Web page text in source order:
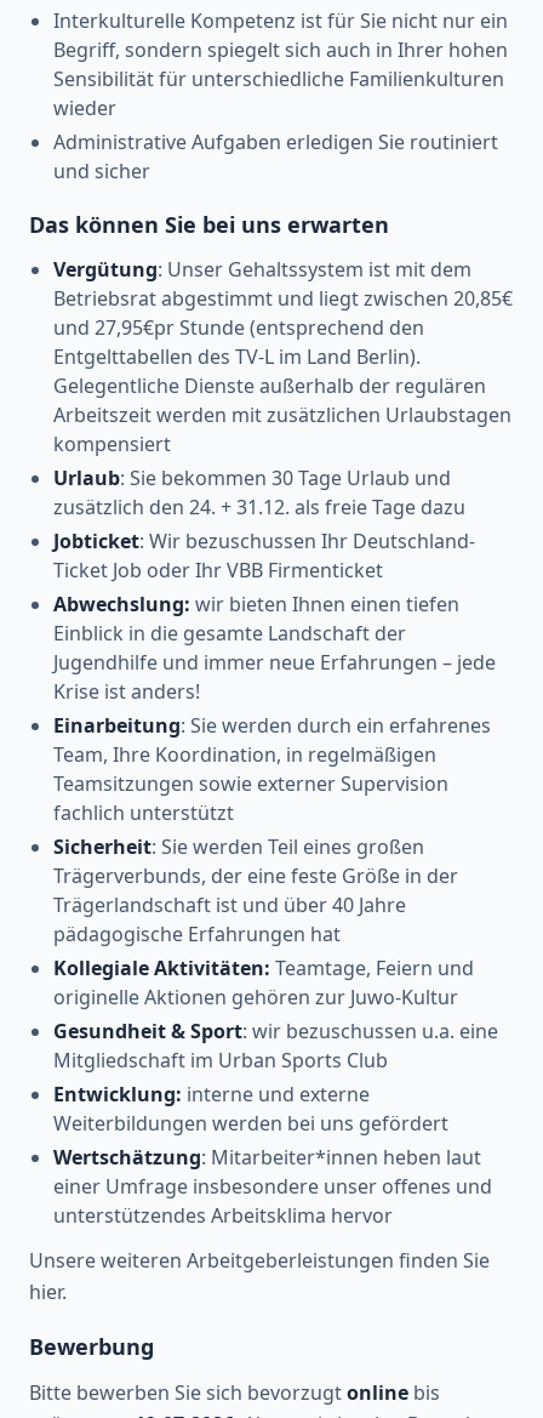
Interkulturelle Kompetenz ist für Sie nicht nur ein
Begriff, sondern spiegelt sich auch in Ihrer hohen
Sensibilität für unterschiedliche Familienkulturen
wieder
Administrative Aufgaben erledigen Sie routiniert
und sicher
Das können Sie bei uns erwarten
Vergütung: Unser Gehaltssystem ist mit dem
Betriebsrat abgestimmt und liegt zwischen 20,85€
und 27,95€pr Stunde (entsprechend den
Entgelttabellen des TV-L im Land Berlin).
Gelegentliche Dienste außerhalb der regulären
Arbeitszeit werden mit zusätzlichen Urlaubstagen
kompensiert
Urlaub: Sie bekommen 30 Tage Urlaub und
zusätzlich den 24. + 31.12. als freie Tage dazu
Jobticket: Wir bezuschussen Ihr Deutschland-
Ticket Job oder Ihr VBB Firmenticket
Abwechslung: wir bieten Ihnen einen tiefen
Einblick in die gesamte Landschaft der
Jugendhilfe und immer neue Erfahrungen – jede
Krise ist anders!
Einarbeitung: Sie werden durch ein erfahrenes
Team, Ihre Koordination, in regelmäßigen
Teamsitzungen sowie externer Supervision
fachlich unterstützt
Sicherheit: Sie werden Teil eines großen
Trägerverbunds, der eine feste Größe in der
Trägerlandschaft ist und über 40 Jahre
pädagogische Erfahrungen hat
Kollegiale Aktivitäten: Teamtage, Feiern und
originelle Aktionen gehören zur Juwo-Kultur
Gesundheit & Sport: wir bezuschussen u.a. eine
Mitgliedschaft im Urban Sports Club
Entwicklung: interne und externe
Weiterbildungen werden bei uns gefördert
Wertschätzung: Mitarbeiter*innen heben laut
einer Umfrage insbesondere unser offenes und
unterstützendes Arbeitsklima hervor
Unsere weiteren Arbeitgeberleistungen finden Sie
hier.
Bewerbung
Bitte bewerben Sie sich bevorzugtonline bis